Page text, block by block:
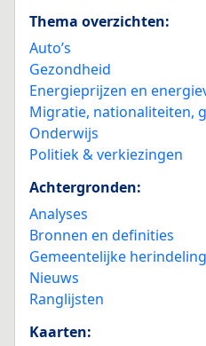
Thema overzichten:
Auto’s
Gezondheid
Energieprijzen en
Migratie, nationaliteiten,
Onderwijs
Politiek & verkiezingen
Achtergronden:
Analyses
Bronnen en definities
Gemeentelijke
Nieuws
Ranglijsten
Kaarten: